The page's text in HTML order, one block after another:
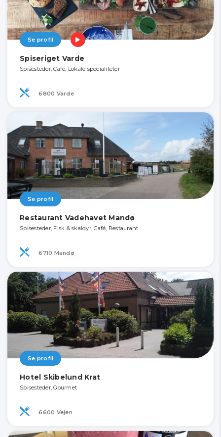
Se profil
Spiseriget Varde
Spisesteder, Café, Lokale specialiteter
6800 Varde
Se profil
Restaurant Vadehavet Mandø
Spisesteder, Fisk & skaldyr, Café, Restaurant
6710 Mandø
Se profil
Hotel Skibelund Krat
Spisesteder, Gourmet
6600 Vejen